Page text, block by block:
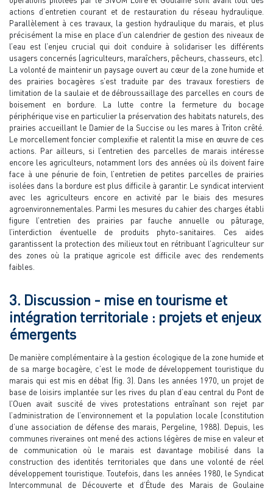
actions d’entretien courant et de restauration du réseau hydraulique.
Parallèlement à ces travaux, la gestion hydraulique du marais, et plus
précisément la mise en place d’un calendrier de gestion des niveaux de
l’eau est l’enjeu crucial qui doit conduire à solidariser les différents
usagers concernés (agriculteurs, maraîchers, pêcheurs, chasseurs, etc).
La volonté de maintenir un paysage ouvert au cœur de la zone humide et
des prairies bocagères s’est traduite par des travaux forestiers de
limitation de la saulaie et de débroussaillage des parcelles en cours de
boisement en bordure. La lutte contre la fermeture du bocage
périphérique vise en particulier la préservation des habitats naturels, des
prairies accueillant le Damier de la Succise ou les mares à Triton crêté.
Le morcellement foncier complexifie et ralentit la mise en œuvre de ces
actions. Par ailleurs, si l’entretien des parcelles de marais intéresse
encore les agriculteurs, notamment lors des années où ils doivent faire
face à une pénurie de foin, l’entretien de petites parcelles de prairies
isolées dans la bordure est plus difficile à garantir. Le syndicat intervient
avec les agriculteurs encore en activité par le biais des mesures
agroenvironnementales. Parmi les mesures du cahier des charges établi
figure l’entretien des prairies par fauche annuelle ou pâturage,
l’interdiction éventuelle de produits phyto-sanitaires. Ces aides
garantissent la protection des milieux tout en rétribuant l’agriculteur sur
des zones où la pratique agricole est difficile avec des rendements
faibles.
3. Discussion - mise en tourisme et
intégration territoriale : projets et enjeux
émergents
De manière complémentaire à la gestion écologique de la zone humide et
de sa marge bocagère, c’est le mode de développement touristique du
marais qui est mis en débat (fig. 3). Dans les années 1970, un projet de
base de loisirs implantée sur les rives du plan d’eau central du Pont de
l’Ouen avait suscité de vives protestations entraînant son rejet par
l’administration de l’environnement et la population locale (constitution
d’une association de défense des marais, Pergeline, 1988). Depuis, les
communes riveraines ont mené des actions légères de mise en valeur et
de communication où le marais est davantage mobilisé dans la
construction des identités territoriales que dans une volonté de réel
développement touristique. Toutefois, dans les années 1980, le Syndicat
Intercommunal de Découverte et d’Étude des Marais de Goulaine